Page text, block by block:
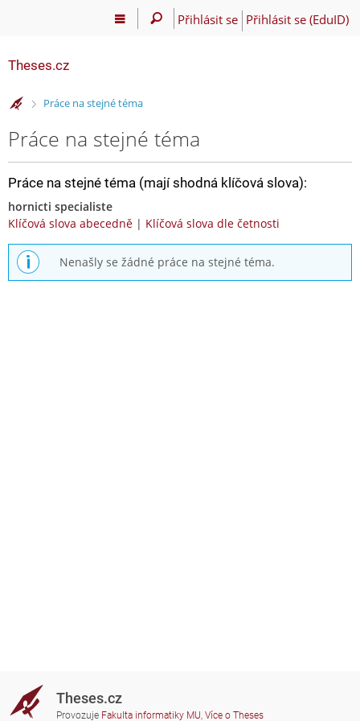
Přihlásit se Přihlásit se (EduID)
Theses.cz
>Práce na stejné téma
Práce na stejné téma
Práce na stejné téma (mají shodná klíčová slova):
hornicti specialiste
Klíčová slova abecedně | Klíčová slova dle četnosti
Nenašly se žádné práce na stejné téma.
Theses.cz
Provozuje Fakulta informatiky MU, Více o Theses